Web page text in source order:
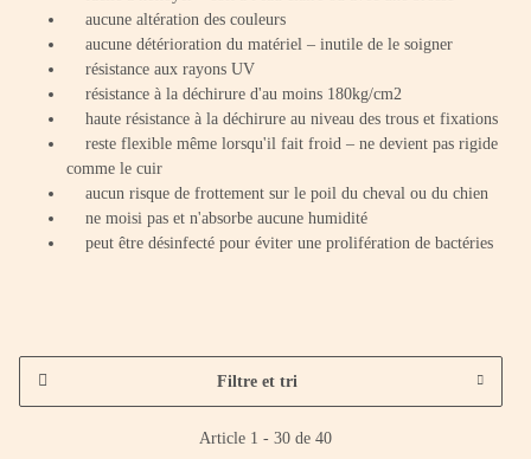
aucune altération des couleurs
aucune détérioration du matériel – inutile de le soigner
résistance aux rayons UV
résistance à la déchirure d'au moins 180kg/cm2
haute résistance à la déchirure au niveau des trous et fixations
reste flexible même lorsqu'il fait froid – ne devient pas rigide
comme le cuir
aucun risque de frottement sur le poil du cheval ou du chien
ne moisi pas et n'absorbe aucune humidité
peut être désinfecté pour éviter une prolifération de bactéries
Filtre et tri
Article 1 - 30 de 40